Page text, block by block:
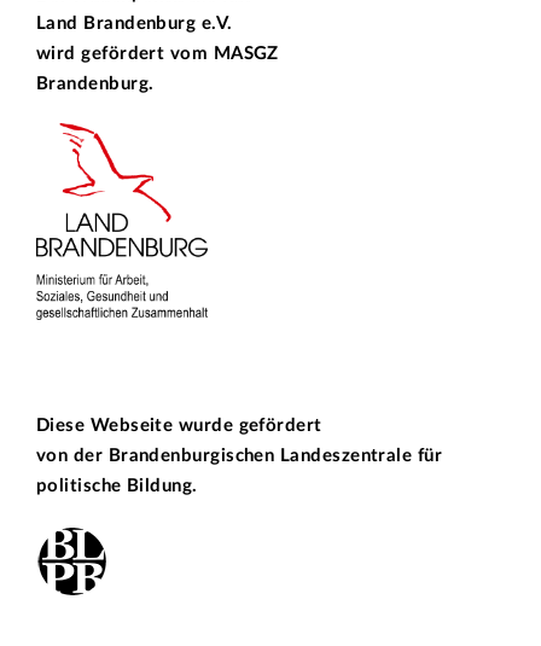
Land Brandenburg e.V.
wird gefördert vom MASGZ
Brandenburg.
Diese Webseite wurde gefördert
von der Brandenburgischen Landeszentrale für
politische Bildung.